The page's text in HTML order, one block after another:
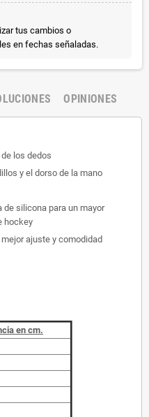
tus cambios o
en fechas señaladas.
OPINIONES
los dedos
y el dorso de la mano
de silicona para un mayor
hockey
ajuste y comodidad
en cm.